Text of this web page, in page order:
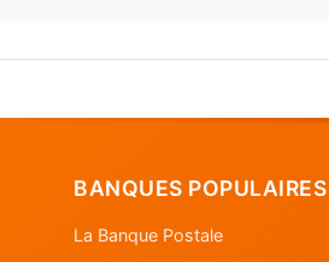
BANQUES POPULAIRES
La Banque Postale